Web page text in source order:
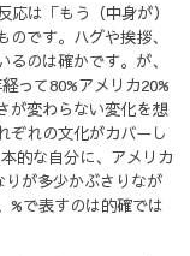
は「もう（中身が）
です。ハグや挨拶、
のは確かです。が、
って80%アメリカ20%
が変わらない変化を想
ぞれの文化がカバーし
的な自分に、アメリカ
りが多少かぶさりなが
%で表すのは的確では